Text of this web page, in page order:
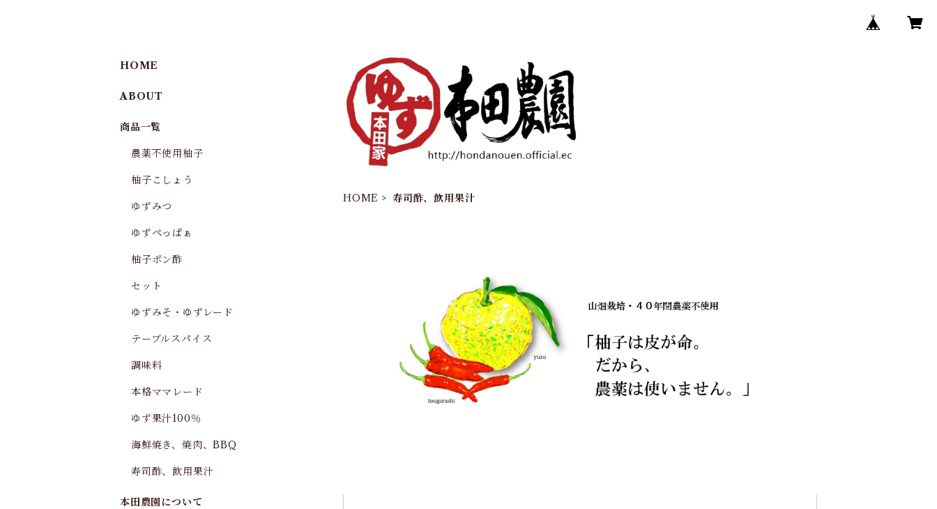
HOME 寿司酢、飲用果汁
HOME
ABOUT
商品一覧
農薬不使用柚子
柚子こしょう
ゆずみつ
ゆずぺっぱぁ
柚子ポン酢
セット
ゆずみそ・ゆずレード
テーブルスパイス
調味料
本格ママレード
ゆず果汁100％
海鮮焼き、焼肉、BBQ
寿司酢、飲用果汁
本田農園について